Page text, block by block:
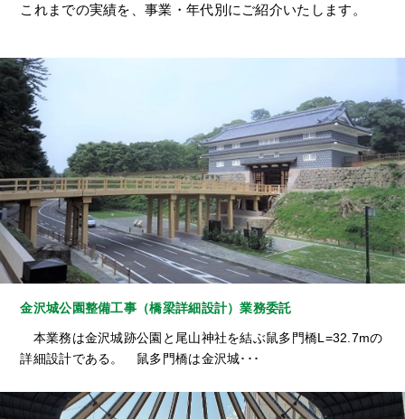
これまでの実績を、事業・年代別にご紹介いたします。
金沢城公園整備工事（橋梁詳細設計）業務委託
本業務は金沢城跡公園と尾山神社を結ぶ鼠多門橋L=32.7mの
詳細設計である。 鼠多門橋は金沢城･･･